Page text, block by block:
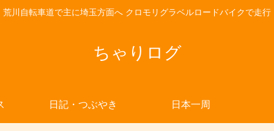
荒川自転車道で主に埼玉方面へ クロモリグラベルロードバイクで走行
ちゃりログ
日記・つぶやき 日本一周